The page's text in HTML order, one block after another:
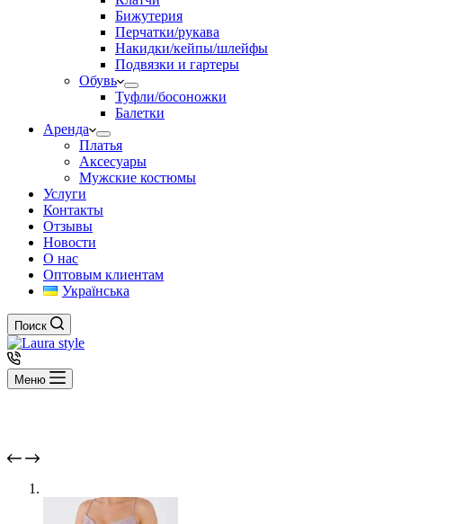
Бижутерия
Перчатки/рукава
Накидки/кейпы/шлейфы
Подвязки и гартеры
Обувь
Туфли/босоножки
Балетки
Аренда
Платья
Аксесуары
Мужские костюмы
Услуги
Контакты
Отзывы
Новости
О нас
Оптовым клиентам
Українська
Поиск
Меню